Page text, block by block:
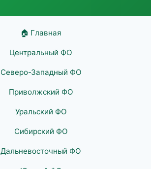
🏠 Главная
Центральный ФО
Северо-Западный ФО
Приволжский ФО
Уральский ФО
Сибирский ФО
Дальневосточный ФО